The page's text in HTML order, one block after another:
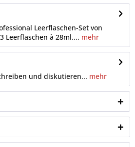
Leerflaschen-Set von
Leerflaschen à 28ml.... mehr
und diskutieren... mehr